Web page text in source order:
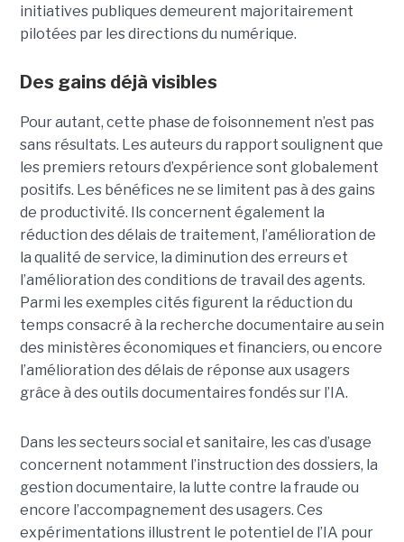
initiatives publiques demeurent majoritairement
pilotées par les directions du numérique.
Des gains déjà visibles
Pour autant, cette phase de foisonnement n’est pas
sans résultats. Les auteurs du rapport soulignent que
les premiers retours d’expérience sont globalement
positifs. Les bénéfices ne se limitent pas à des gains
de productivité. Ils concernent également la
réduction des délais de traitement, l’amélioration de
la qualité de service, la diminution des erreurs et
l’amélioration des conditions de travail des agents.
Parmi les exemples cités figurent la réduction du
temps consacré à la recherche documentaire au sein
des ministères économiques et financiers, ou encore
l’amélioration des délais de réponse aux usagers
grâce à des outils documentaires fondés sur l’IA.
Dans les secteurs social et sanitaire, les cas d’usage
concernent notamment l’instruction des dossiers, la
gestion documentaire, la lutte contre la fraude ou
encore l’accompagnement des usagers. Ces
expérimentations illustrent le potentiel de l’IA pour